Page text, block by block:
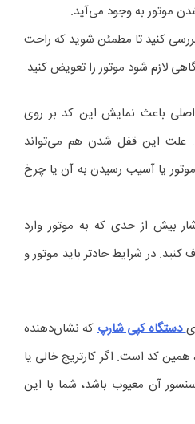
موتور به وجود می‌آید.
کنید تا مطمئن شوید که راحت
لازم شود موتور را تعویض کنید.
باعث نمایش این کد بر روی
علت این قفل شدن هم می‌تواند
یا آسیب رسیدن به آن یا چرخ‌
بیش از حدی که به موتور وارد
در شرایط حادتر باید موتور و
دستگاه کپی شارپکه نشان‌دهنده
کد است. اگر کارتریج خالی یا
آن معیوب باشد، شما با این